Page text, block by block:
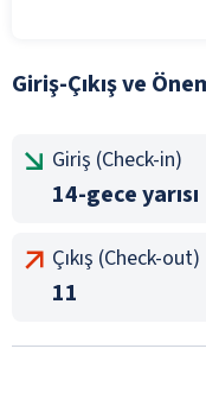
Giriş-Çıkış ve
Giriş (Check-in)
14-gece yarısı
Çıkış (Check-out)
11